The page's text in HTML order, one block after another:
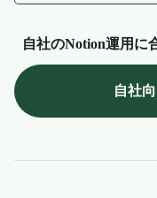
自社のNotion運用に
自社